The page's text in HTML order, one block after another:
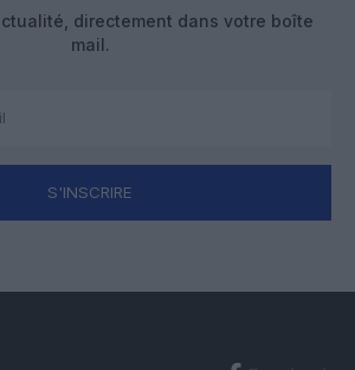
directement dans votre boîte
mail.
S'INSCRIRE